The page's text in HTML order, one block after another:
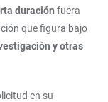
duración fuera
que figura bajo
y otras
en su